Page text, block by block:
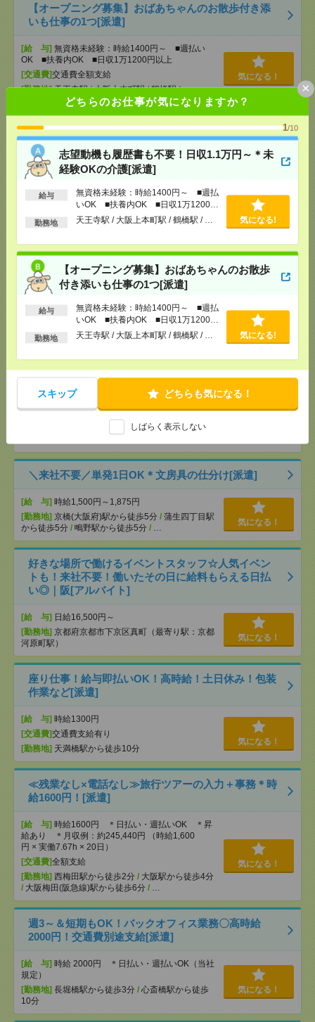
どちらのお仕事が気になりますか？
1/10
志望動機も履歴書も不要！日収1.1万円～＊未
経験OKの介護[派遣]
給与
無資格未経験：時給1400円～ ■週払
いOK ■扶養内OK ■日収1万1200円
以上
勤務地 天王寺駅 / 大阪上本町駅 / 鶴橋駅 / … 気になる!
【オープニング募集】おばあちゃんのお散歩
付き添いも仕事の1つ[派遣]
給与
無資格未経験：時給1400円～ ■週払
いOK ■扶養内OK ■日収1万1200円
以上
勤務地 天王寺駅 / 大阪上本町駅 / 鶴橋駅 / … 気になる!
スキップ どちらも気になる！
しばらく表示しない
×
【オープニング募集】おばあちゃんのお散歩付き添
いも仕事の1つ[派遣]
[給 与] 無資格未経験：時給1400円～ ■週払い
OK ■扶養内OK ■日収1万1200円以上
[交通費]交通費全額支給
[勤務地]天王寺駅/大阪上本町駅/鶴橋駅/…
気になる！
説明会参加で全員に【現金2千円相当プレゼント】生
活のお手伝い[派遣]
[給 与]
無資格未経験：時給1400円～ ■週払い
OK ■扶養内OK ■日収1万1200円以上
[交通費]交通費全額支給
天王寺駅/大阪上本町駅/ 鶴橋駅/…
気になる！
≪単発＊1日から～≫天王寺動物園／ナイトズーの受
付案内メンバー大募集！[派遣]
[給 与]
1177円
[交通費]1日450円迄の実費を支給
[勤務地]天王寺駅から徒歩5分 /動物園前駅から徒
新今宮駅から徒歩5分
気になる！
《単発1日OK！日払い可》＊チラシのモクモクシー
ル貼り[派遣]
[給 与]時給1,500円～1,875円
[交通費]■ 交通費規定内支給 ※派遣先による
天王寺駅から徒歩5分/大阪上本町駅から
＼来社不要／単発1日OK＊文房具の仕分け[派遣]
[給 与] 時給1,500円～1,875円
[勤務地] 京橋(大阪府)駅から徒歩5分 / 蒲生四丁目駅
から徒歩5分 / 鴫野駅から徒歩5分 / …
気になる！
好きな場所で働けるイベントスタッフ☆人気イベン
トも！来社不要！働いたその日に給料もらえる日払
い◎｜阪[アルバイト]
[給 与] 日給16,500円～
[勤務地] 京都府京都市下京区真町（最寄り駅：京都
河原町駅）
気になる！
座り仕事！給与即払いOK！高時給！土日休み！包装
作業など[派遣]
[給 与] 時給1300円
[交通費]交通費支給有り
[勤務地] 天満橋駅から徒歩10分
気になる！
≪残業なし×電話なし≫旅行ツアーの入力＋事務＊時
給1600円！[派遣]
[給 与] 時給1600円 ＊日払い・週払いOK ＊昇
給あり ＊月収例：約245,440円 （時給1,600
円 × 実働7.67h × 20日）
[交通費]全額支給
[勤務地] 西梅田駅から徒歩2分 / 大阪駅から徒歩4分
/ 大阪梅田(阪急線)駅から徒歩6分 / …
気になる！
週3～＆短期もOK！バックオフィス業務〇高時給
2000円！交通費別途支給[派遣]
[給 与] 時給 2000円 ＊日払い・週払いOK（当社
規定）
[勤務地] 長堀橋駅から徒歩3分 / 心斎橋駅から徒歩
10分
気になる！